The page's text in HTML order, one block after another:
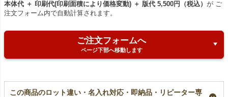
本体代 ＋ 印刷代(印刷面積により価格変動) ＋ 版代 5,500円（税込） が ご
注文フォーム内で自動計算されます。
ご注文フォームへ
ページ下部へ移動します
この商品のロット違い・名入れ対応・即納品・リピーター専